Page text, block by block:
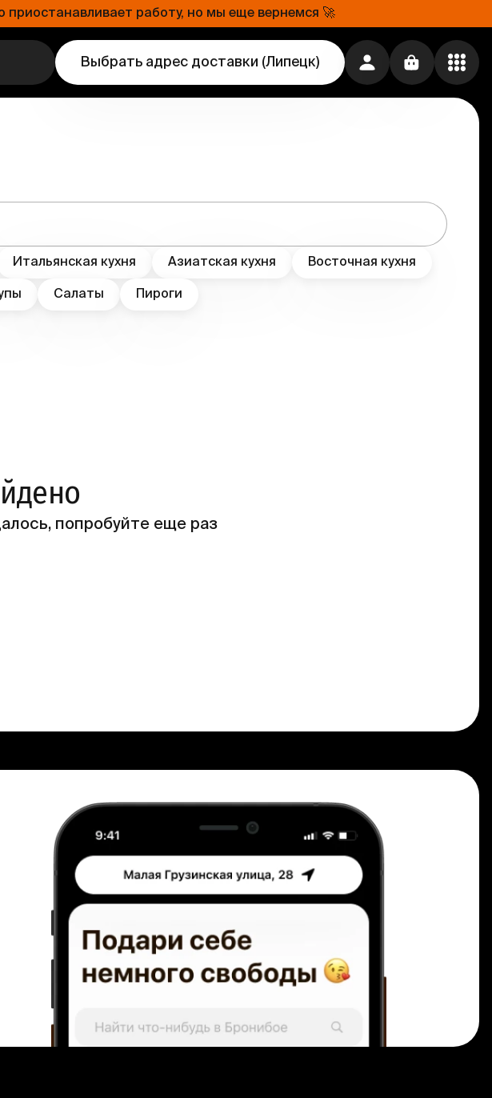
работу, но мы еще вернемся 🚀
Выбрать адрес доставки (Липецк)
Итальянская кухня Азиатская кухня Восточная кухня
Салаты Пироги
попробуйте еще раз